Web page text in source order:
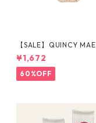
【SALE】QUINCY MAE / Knit
Tie Bloomer (12-18M/18-24
M/2-3Y)
¥1,672
60%OFF